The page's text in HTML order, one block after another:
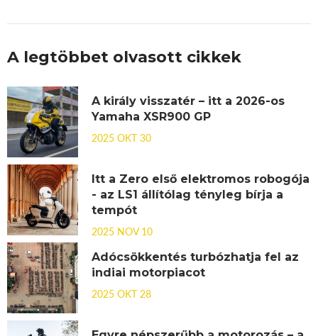
A legtöbbet olvasott cikkek
A király visszatér – itt a 2026-os
Yamaha XSR900 GP
2025 OKT 30
Itt a Zero első elektromos robogója
- az LS1 állítólag tényleg bírja a
tempót
2025 NOV 10
Adócsökkentés turbózhatja fel az
indiai motorpiacot
2025 OKT 28